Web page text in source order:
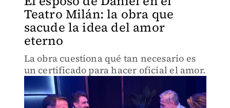
Teatro Milán: la obra que
sacude la idea del amor
eterno
La obra cuestiona qué tan necesario es
un certificado para hacer oficial el amor.